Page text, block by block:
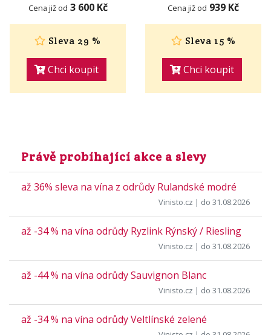
Cena již od 3 600 Kč
Sleva 29 %
Chci koupit
Cena již od 939 Kč
Sleva 15 %
Chci koupit
Právě probíhající akce a slevy
až 36% sleva na vína z odrůdy Rulandské modré
Vinisto.cz | do 31.08.2026
až -34 % na vína odrůdy Ryzlink Rýnský / Riesling
Vinisto.cz | do 31.08.2026
až -44 % na vína odrůdy Sauvignon Blanc
Vinisto.cz | do 31.08.2026
až -34 % na vína odrůdy Veltlínské zelené